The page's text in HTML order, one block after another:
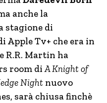
anche la
stagione di
Apple Tv+ che era in
R.R. Martin ha
room diA Knight of
Night nuovo
sarà chiusa finchè